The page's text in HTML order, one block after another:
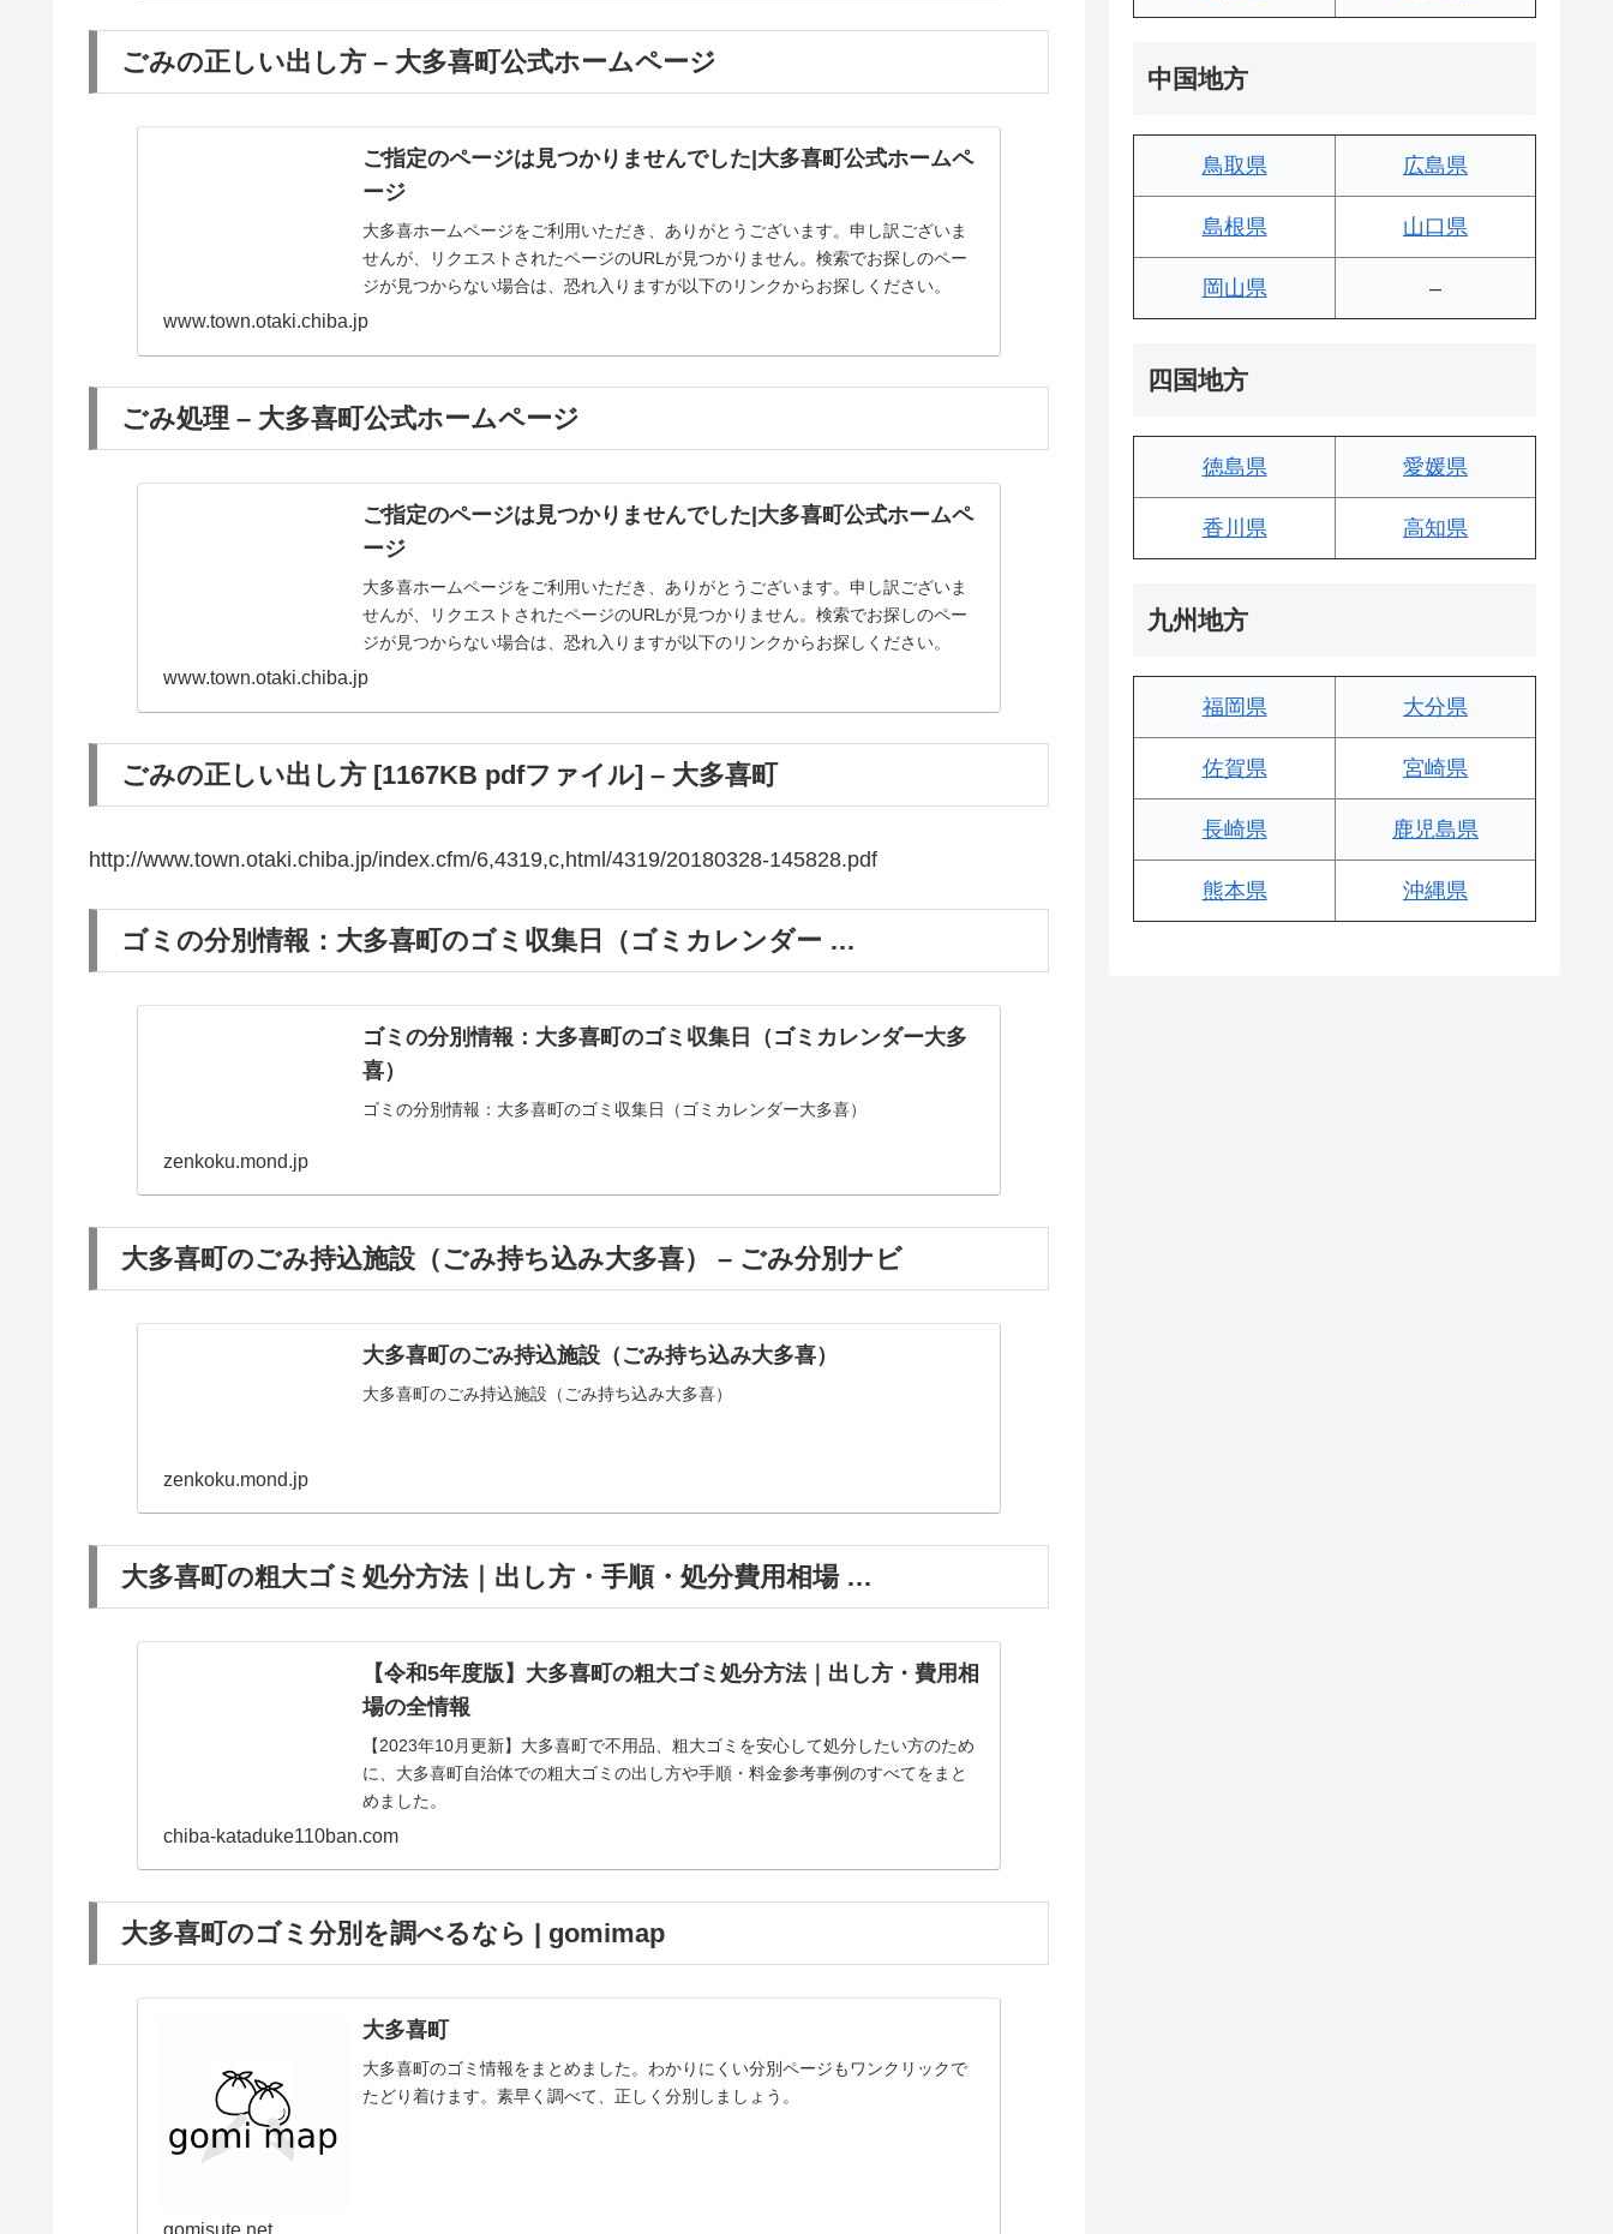
ごみの正しい出し方 – 大多喜町公式ホームページ
ご指定のページは見つかりませんでした|大多喜町公式ホームペ
ージ
大多喜ホームページをご利用いただき、ありがとうございます。申し訳ございま
せんが、リクエストされたページのURLが見つかりません。検索でお探しのペー
ジが見つからない場合は、恐れ入りますが以下のリンクからお探しください。
www.town.otaki.chiba.jp
ごみ処理 – 大多喜町公式ホームページ
ご指定のページは見つかりませんでした|大多喜町公式ホームペ
ージ
大多喜ホームページをご利用いただき、ありがとうございます。申し訳ございま
せんが、リクエストされたページのURLが見つかりません。検索でお探しのペー
ジが見つからない場合は、恐れ入りますが以下のリンクからお探しください。
www.town.otaki.chiba.jp
ごみの正しい出し方 [1167KB pdfファイル] – 大多喜町
http://www.town.otaki.chiba.jp/index.cfm/6,4319,c,html/4319/20180328-145828.pdf
ゴミの分別情報：大多喜町のゴミ収集日（ゴミカレンダー …
ゴミの分別情報：大多喜町のゴミ収集日（ゴミカレンダー大多
喜）
ゴミの分別情報：大多喜町のゴミ収集日（ゴミカレンダー大多喜）
zenkoku.mond.jp
大多喜町のごみ持込施設（ごみ持ち込み大多喜） – ごみ分別ナビ
大多喜町のごみ持込施設（ごみ持ち込み大多喜）
大多喜町のごみ持込施設（ごみ持ち込み大多喜）
zenkoku.mond.jp
大多喜町の粗大ゴミ処分方法｜出し方・手順・処分費用相場 …
【令和5年度版】大多喜町の粗大ゴミ処分方法｜出し方・費用相
場の全情報
【2023年10月更新】大多喜町で不用品、粗大ゴミを安心して処分したい方のため
に、大多喜町自治体での粗大ゴミの出し方や手順・料金参考事例のすべてをまと
めました。
chiba-kataduke110ban.com
大多喜町のゴミ分別を調べるなら | gomimap
大多喜町
大多喜町のゴミ情報をまとめました。わかりにくい分別ページもワンクリックで
たどり着けます。素早く調べて、正しく分別しましょう。
gomisute.net
中国地方
鳥取県 広島県
島根県 山口県
岡山県 –
四国地方
徳島県 愛媛県
香川県 高知県
九州地方
福岡県 大分県
佐賀県 宮崎県
長崎県 鹿児島県
熊本県 沖縄県